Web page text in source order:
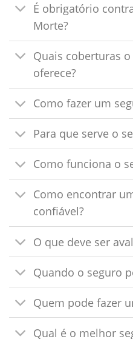
É obrigatório
Morte?
Quais coberturas
oferece?
Como fazer um
Para que serve o
Como funciona o
Como encontrar
confiável?
O que deve ser
Quando o seguro
Quem pode fazer
Qual é o melhor